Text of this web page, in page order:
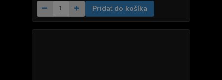
Pridať do košíka